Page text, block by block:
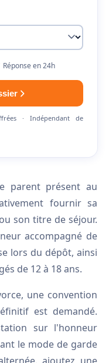
en 24h
· Indépendant de
parent présent au
fournir sa
son titre de séjour.
accompagné de
lors du dépôt, ainsi
de 12 à 18 ans.
une convention
est demandé.
sur l'honneur
le mode de garde